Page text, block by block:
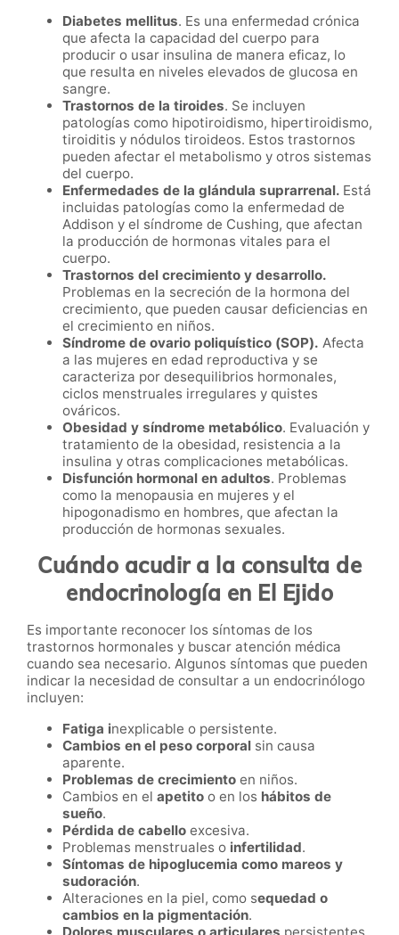
Diabetes mellitus. Es una enfermedad crónica
que afecta la capacidad del cuerpo para
producir o usar insulina de manera eficaz, lo
que resulta en niveles elevados de glucosa en
sangre.
Trastornos de la tiroides. Se incluyen
patologías como hipotiroidismo, hipertiroidismo,
tiroiditis y nódulos tiroideos. Estos trastornos
pueden afectar el metabolismo y otros sistemas
del cuerpo.
Enfermedades de la glándula suprarrenal. Está
incluidas patologías como la enfermedad de
Addison y el síndrome de Cushing, que afectan
la producción de hormonas vitales para el
cuerpo.
Trastornos del crecimiento y desarrollo.
Problemas en la secreción de la hormona del
crecimiento, que pueden causar deficiencias en
el crecimiento en niños.
Síndrome de ovario poliquístico (SOP). Afecta
a las mujeres en edad reproductiva y se
caracteriza por desequilibrios hormonales,
ciclos menstruales irregulares y quistes
ováricos.
Obesidad y síndrome metabólico. Evaluación y
tratamiento de la obesidad, resistencia a la
insulina y otras complicaciones metabólicas.
Disfunción hormonal en adultos. Problemas
como la menopausia en mujeres y el
hipogonadismo en hombres, que afectan la
producción de hormonas sexuales.
Cuándo acudir a la consulta de
endocrinología en El Ejido
Es importante reconocer los síntomas de los
trastornos hormonales y buscar atención médica
cuando sea necesario. Algunos síntomas que pueden
indicar la necesidad de consultar a un endocrinólogo
incluyen:
Fatiga inexplicable o persistente.
Cambios en el peso corporal sin causa
aparente.
Problemas de crecimiento en niños.
Cambios en el apetito o en los hábitos de
sueño.
Pérdida de cabello excesiva.
Problemas menstruales o infertilidad.
Síntomas de hipoglucemia como mareos y
sudoración.
Alteraciones en la piel, como sequedad o
cambios en la pigmentación.
Dolores musculares o articulares persistentes.